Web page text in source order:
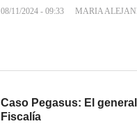
08/11/2024 - 09:33 MARIA
Caso Pegasus: El
Fiscalía